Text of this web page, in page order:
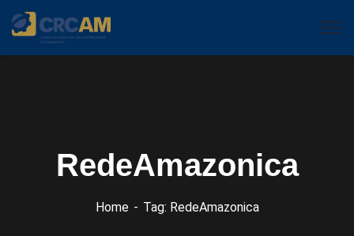
RedeAmazonica
Home Tag: RedeAmazonica